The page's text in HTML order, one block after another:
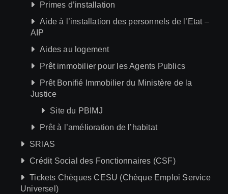
Primes d’installation
Aide à l’installation des personnels de l’Etat –
AIP
Aides au logement
Prêt immobilier pour les Agents Publics
Prêt Bonifié Immobilier du Ministère de la
Justice
Site du PBIMJ
Prêt à l’amélioration de l’habitat
SRIAS
Crédit Social des Fonctionnaires (CSF)
Tickets Chèques CESU (Chèque Emploi Service
Universel)